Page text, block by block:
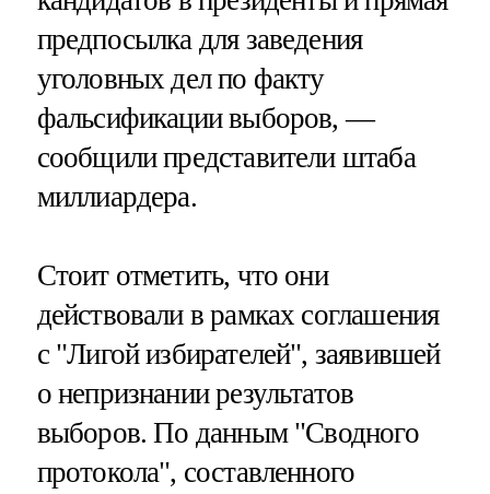
предпосылка для заведения
уголовных дел по факту
фальсификации выборов, —
сообщили представители штаба
миллиардера.
Стоит отметить, что они
действовали в рамках соглашения
с "Лигой избирателей", заявившей
о непризнании результатов
выборов. По данным "Сводного
протокола", составленного